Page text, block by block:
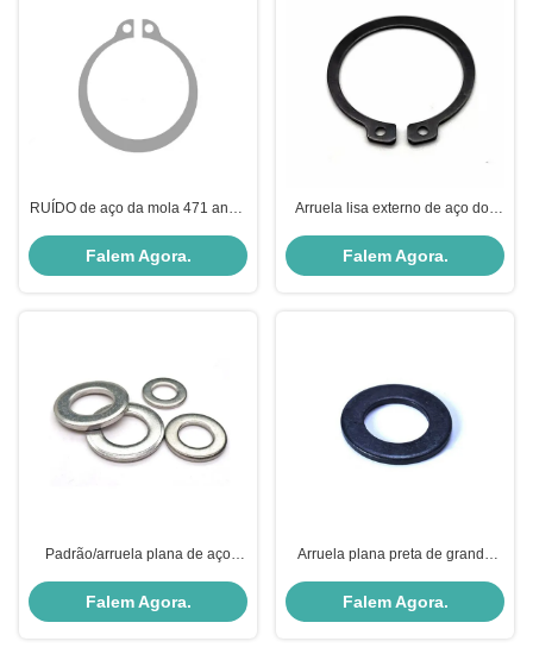
RUÍDO de aço da mola 471 anéis
grampos de retenção para eixos
Falem Agora.
Arruela lisa externo de aço dos
de retenção do ruído 471 para
Falem Agora.
Padrão/arruela plana de aço
Washers da braçadeira
Falem Agora.
Arruela plana preta de grande
indústria da construção civil
Falem Agora.